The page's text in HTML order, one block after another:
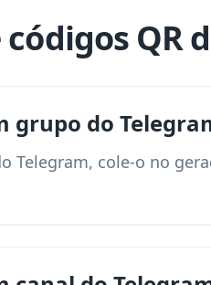
QR
grupo do
Telegram, cole-o no